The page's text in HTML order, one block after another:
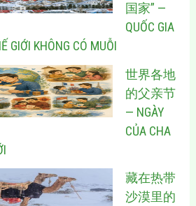
国家” —
QUỐC GIA
GIỚI KHÔNG CÓ MUỖI
世界各地
的父亲节
— NGÀY
CỦA CHA
藏在热带
沙漠里的